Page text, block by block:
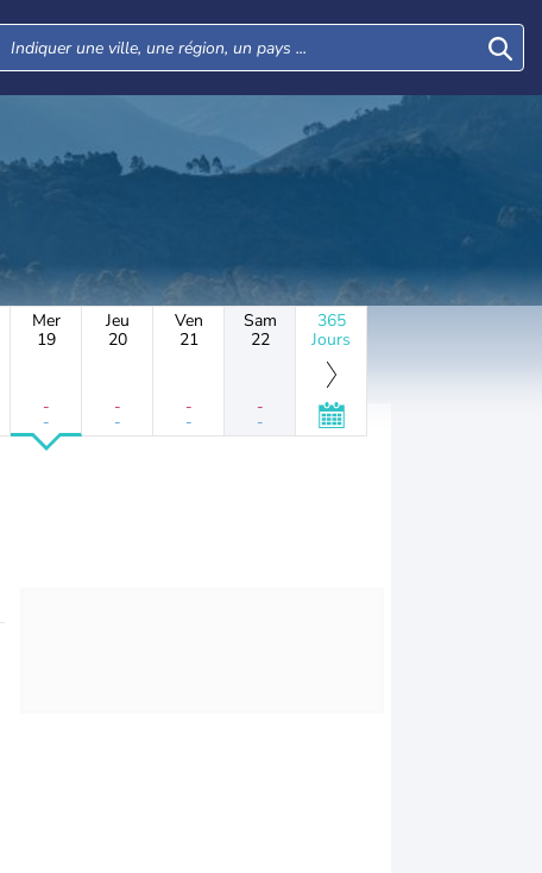
Mer
19
-
-
Jeu
20
-
-
Ven
21
-
-
Sam
22
-
-
365
Jours